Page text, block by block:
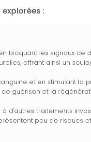
:
bloquant les signaux de
offrant ainsi un
et en stimulant la
guérison et la
d'autres traitements
peu de risques